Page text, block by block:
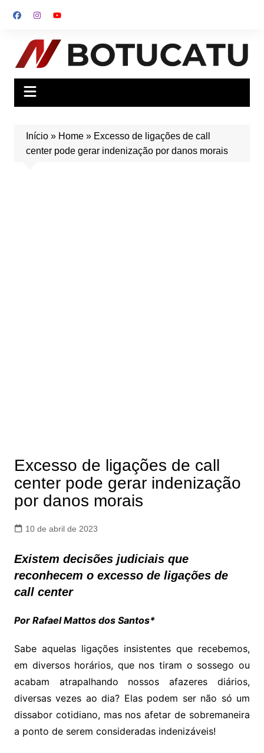
para
conteúdo
Início» Home» Excesso de ligações de call
center pode gerar indenização por danos morais
Excesso de ligações de call
center pode gerar indenização
por danos morais
10 de abril de 2023
Existem decisões judiciais que
reconhecem o excesso de ligações de
call center
Por Rafael Mattos dos Santos*
Sabe aquelas ligações insistentes que recebemos,
em diversos horários, que nos tiram o sossego ou
acabam atrapalhando nossos afazeres diários,
diversas vezes ao dia? Elas podem ser não só um
dissabor cotidiano, mas nos afetar de sobremaneira
a ponto de serem consideradas indenizáveis!